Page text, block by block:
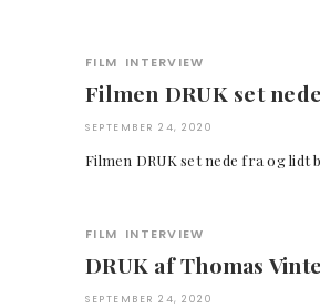
FILM INTERVIEW
Filmen DRUK set
SEPTEMBER 24, 2020
Filmen DRUK set nede fra og
FILM INTERVIEW
DRUK af Thomas
SEPTEMBER 24, 2020